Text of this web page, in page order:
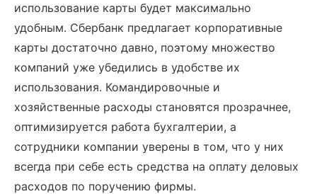
использование карты будет максимально
удобным. Сбербанк предлагает корпоративные
карты достаточно давно, поэтому множество
компаний уже убедились в удобстве их
использования. Командировочные и
хозяйственные расходы становятся прозрачнее,
оптимизируется работа бухгалтерии, а
сотрудники компании уверены в том, что у них
всегда при себе есть средства на оплату деловых
расходов по поручению фирмы.